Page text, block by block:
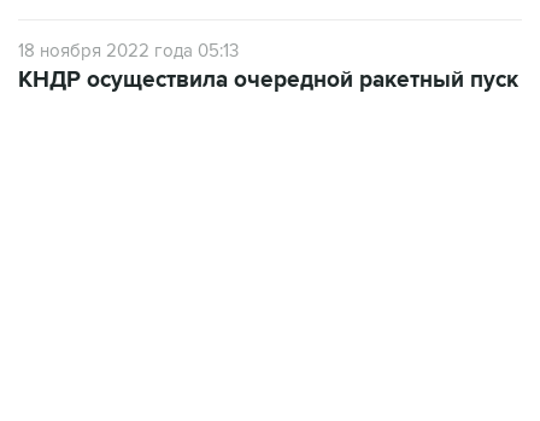
18 ноября 2022 года 05:13
КНДР осуществила очередной ракетный пуск